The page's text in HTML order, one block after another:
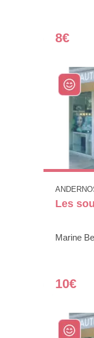
8€
Les
Marine
10€